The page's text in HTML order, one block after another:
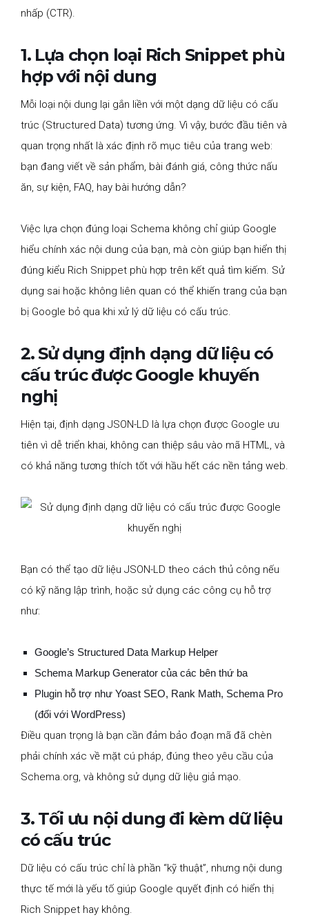
nhấp (CTR).
1. Lựa chọn loại Rich Snippet phù
hợp với nội dung
Mỗi loại nội dung lại gắn liền với một dạng dữ liệu có cấu
trúc (Structured Data) tương ứng. Vì vậy, bước đầu tiên và
quan trọng nhất là xác định rõ mục tiêu của trang web:
bạn đang viết về sản phẩm, bài đánh giá, công thức nấu
ăn, sự kiện, FAQ, hay bài hướng dẫn?
Việc lựa chọn đúng loại Schema không chỉ giúp Google
hiểu chính xác nội dung của bạn, mà còn giúp bạn hiển thị
đúng kiểu Rich Snippet phù hợp trên kết quả tìm kiếm. Sử
dụng sai hoặc không liên quan có thể khiến trang của bạn
bị Google bỏ qua khi xử lý dữ liệu có cấu trúc.
2. Sử dụng định dạng dữ liệu có
cấu trúc được Google khuyến
nghị
Hiện tại, định dạng JSON-LD là lựa chọn được Google ưu
tiên vì dễ triển khai, không can thiệp sâu vào mã HTML, và
có khả năng tương thích tốt với hầu hết các nền tảng web.
Bạn có thể tạo dữ liệu JSON-LD theo cách thủ công nếu
có kỹ năng lập trình, hoặc sử dụng các công cụ hỗ trợ
như:
Google’s Structured Data Markup Helper
Schema Markup Generator của các bên thứ ba
Plugin hỗ trợ như Yoast SEO, Rank Math, Schema Pro
(đối với WordPress)
Điều quan trọng là bạn cần đảm bảo đoạn mã đã chèn
phải chính xác về mặt cú pháp, đúng theo yêu cầu của
Schema.org, và không sử dụng dữ liệu giả mạo.
3. Tối ưu nội dung đi kèm dữ liệu
có cấu trúc
Dữ liệu có cấu trúc chỉ là phần “kỹ thuật”, nhưng nội dung
thực tế mới là yếu tố giúp Google quyết định có hiển thị
Rich Snippet hay không.